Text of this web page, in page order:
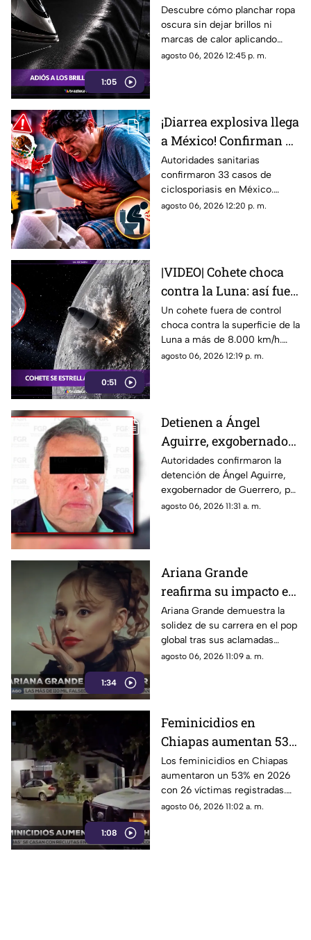
1:05
planchar? El método de
vapor para proteger tus
prendas
Descubre cómo planchar ropa
oscura sin dejar brillos ni
marcas de calor aplicando
vapor a distancia y usando la
agosto 06, 2026 12:45 p. m.
¡Diarrea explosiva llega
a México! Confirman 33
casos en el país: Lista
de estados afectados
Autoridades sanitarias
confirmaron 33 casos de
ciclosporiasis en México.
Conoce los casos, los
agosto 06, 2026 12:20 p. m.
0:51
|VIDEO| Cohete choca
contra la Luna: así fue
el instante exacto del
impacto
Un cohete fuera de control
choca contra la superficie de la
Luna a más de 8.000 km/h.
Mira el momento exacto del
agosto 06, 2026 12:19 p. m.
Detienen a Ángel
Aguirre, exgobernador
de Guerrero, por ocultar
evidencia del caso
Ayotzinapa
Autoridades confirmaron la
detención de Ángel Aguirre,
exgobernador de Guerrero, por
presuntamente ocultar
agosto 06, 2026 11:31 a. m.
1:34
Ariana Grande
reafirma su impacto en
el pop global pese a las
críticas y su
alejamiento de los
escenarios
Ariana Grande demuestra la
solidez de su carrera en el pop
global tras sus aclamadas
nominaciones por Wicked y
agosto 06, 2026 11:09 a. m.
1:08
Feminicidios en
Chiapas aumentan 53%
en 2026; estos son los
municipios con la
mayoría de casos
Los feminicidios en Chiapas
aumentaron un 53% en 2026
con 26 víctimas registradas.
Tapachula lidera la lista
agosto 06, 2026 11:02 a. m.